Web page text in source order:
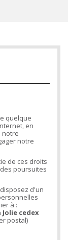
quelque
en
notre
notre
de ces droits
poursuites
d'un
à :
Jolie cedex
postal)